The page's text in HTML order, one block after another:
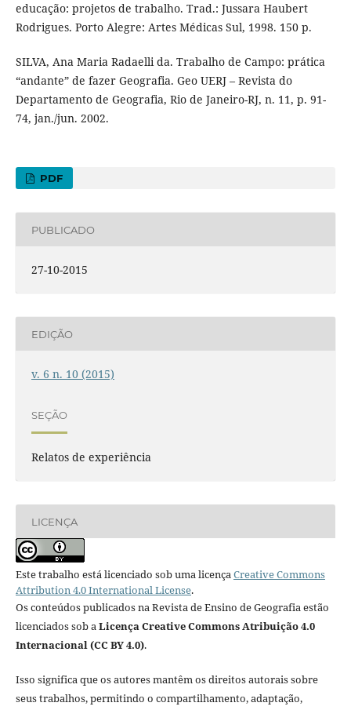
educação: projetos de trabalho. Trad.: Jussara Haubert
Rodrigues. Porto Alegre: Artes Médicas Sul, 1998. 150 p.
SILVA, Ana Maria Radaelli da. Trabalho de Campo: prática
“andante” de fazer Geografia. Geo UERJ – Revista do
Departamento de Geografia, Rio de Janeiro-RJ, n. 11, p. 91-
74, jan./jun. 2002.
PDF
PUBLICADO
27-10-2015
EDIÇÃO
v. 6 n. 10 (2015)
SEÇÃO
Relatos de experiência
LICENÇA
Este trabalho está licenciado sob uma licençaCreative Commons
Attribution 4.0 International License.
Os conteúdos publicados na Revista de Ensino de Geografia estão
licenciados sob aLicença Creative Commons Atribuição 4.0
Internacional (CC BY 4.0).
Isso significa que os autores mantêm os direitos autorais sobre
seus trabalhos, permitindo o compartilhamento, adaptação,